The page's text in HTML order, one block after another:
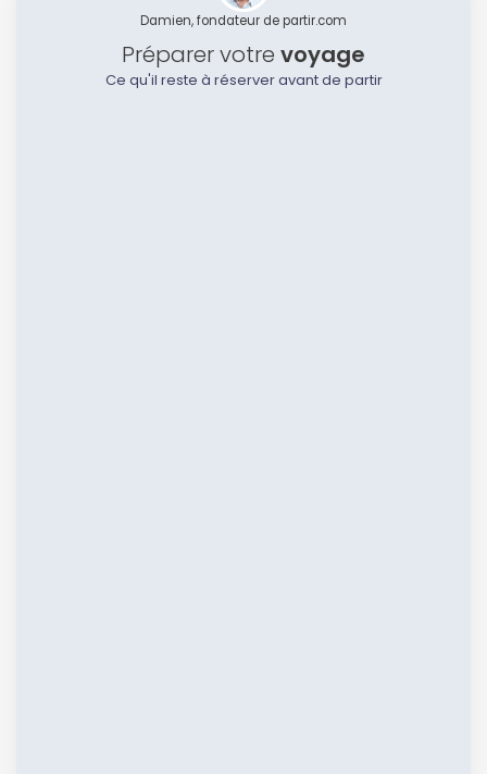
Damien, fondateur de partir.com
Préparer votre voyage
Ce qu'il reste à réserver avant de partir